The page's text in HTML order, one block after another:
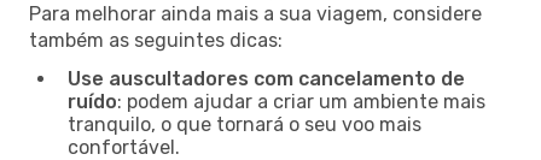
Para melhorar ainda mais a sua viagem, considere
também as seguintes dicas:
Use auscultadores com cancelamento de
ruído: podem ajudar a criar um ambiente mais
tranquilo, o que tornará o seu voo mais
confortável.